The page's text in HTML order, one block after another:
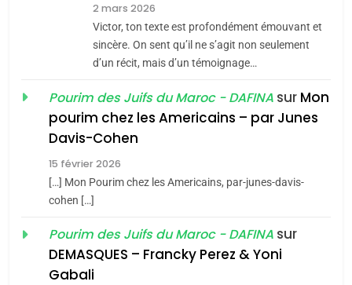
CE QUI NOUS MANQUE –
Jacques Hadida
JUDAISME
Maroc : Les amandes de
Tafraout, le miel de Tadla
du terroir
Oeil ravageur – Vanessa
De Loya Stauber
2 mars 2026
Victor, ton texte est profondément émouvant et
sincère. On sent qu’il ne s’agit non seulement
d’un récit, mais d’un témoignage…
Pourim des Juifs du Maroc - DAFINA sur Mon
pourim chez les Americains – par Junes
Davis-Cohen
15 février 2026
[…] Mon Pourim chez les Americains, par-junes-davis-
cohen […]
Pourim des Juifs du Maroc - DAFINA sur
DEMASQUES – Francky Perez & Yoni
Gabali